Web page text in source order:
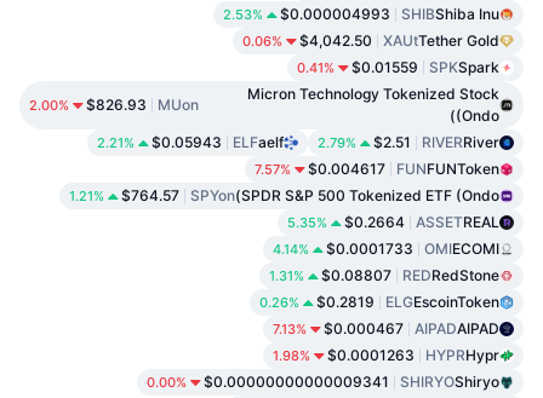
Shiba Inu
SHIB
$0.000004993
2.53%
Tether Gold
XAUt
$4,042.50
0.06%
Spark
SPK
$0.01559
0.41%
Micron Technology Tokenized Stock
(Ondo)
MUon
$826.93
2.00%
River
RIVER
$2.51
2.79%
aelf
ELF
$0.05943
2.21%
FUNToken
FUN
$0.004617
7.57%
SPDR S&P 500 Tokenized ETF (Ondo)
SPYon
$764.57
1.21%
REAL
ASSET
$0.2664
5.35%
ECOMI
OMI
$0.0001733
4.14%
RedStone
RED
$0.08807
1.31%
EscoinToken
ELG
$0.2819
0.26%
AIPAD
AIPAD
$0.000467
7.13%
Hypr
HYPR
$0.0001263
1.98%
Shiryo
SHIRYO
$0.00000000000009341
0.00%